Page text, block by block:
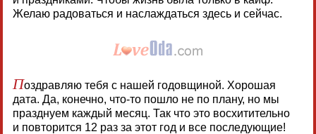
Желаю радоваться и наслаждаться здесь и сейчас.
Поздравляю тебя с нашей годовщиной. Хорошая
дата. Да, конечно, что-то пошло не по плану, но мы
празднуем каждый месяц. Так что это восхитительно
и повторится 12 раз за этот год и все последующие!